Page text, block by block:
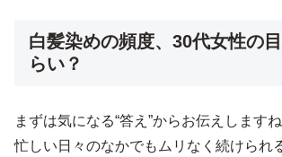
白髪染めの頻度、30代女性の
らい？
まずは気になる“答え”からお伝えしますね
忙しい日々のなかでもムリなく続けられ